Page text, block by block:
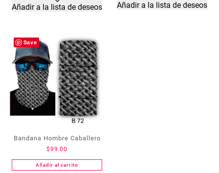
Añadir a la lista de deseos Añadir a la lista de deseos
Save
Bandana Hombre Caballero
$99.00
Añadir al carrito